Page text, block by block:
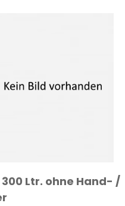
Ltr. ohne Hand- /